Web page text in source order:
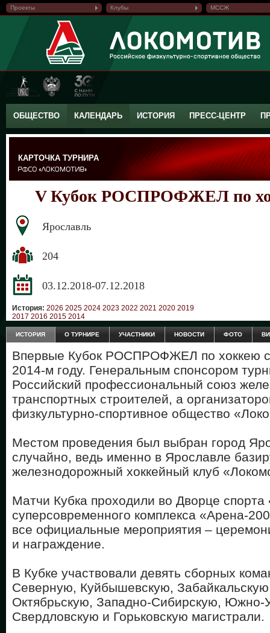
Проекты Клубы МССЖ
ОБЩЕСТВО КАЛЕНДАРЬ ИСТОРИЯ ПРЕСС-ЦЕНТР
КАРТОЧКА ТУРНИРА
V Кубок РОСПРОФЖЕЛ по
Ярославль
204
03.12.2018-07.12.2018
История: 2026 2025 2024 2023 2022 2021 2020 2019
2017 2016 2015 2014
ИСТОРИЯ О ТУРНИРЕ УЧАСТНИКИ НОВОСТИ ФОТО
Впервые Кубок РОСПРОФЖЕЛ по хоккею с
2014-м году. Генеральным спонсором
Российский профессиональный союз
транспортных строителей, а
физкультурно-спортивное общество
Местом проведения был выбран город
случайно, ведь именно в Ярославле
железнодорожный хоккейный клуб
Матчи Кубка проходили во Дворце спорта
суперсовременного комплекса «Арена-
все официальные мероприятия –
и награждение.
В Кубке участвовали девять сборных
Северную, Куйбышевскую,
Октябрьскую, Западно-Сибирскую, Южно-
Свердловскую и Горьковскую магистрали.